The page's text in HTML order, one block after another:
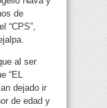
de
“CPS”,
al ser
“EL
dejado ir
de edad y